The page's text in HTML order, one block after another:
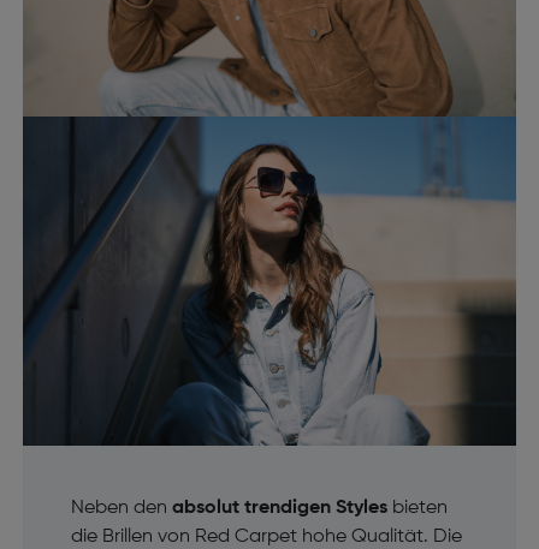
Neben den absolut trendigen Stylesbieten
die Brillen von Red Carpet hohe Qualität. Die